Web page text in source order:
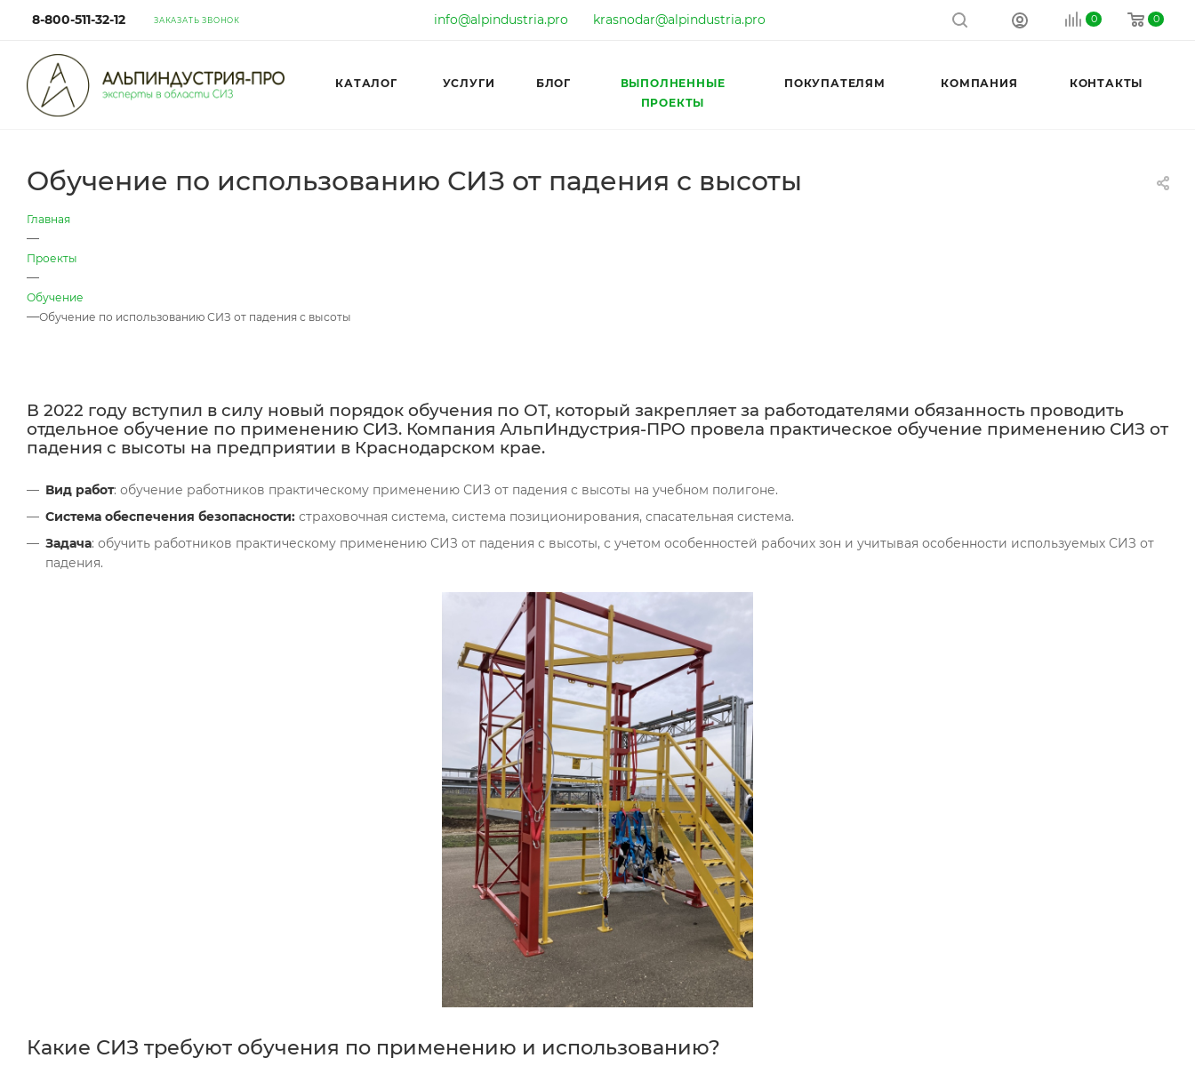
8-800-511-32-12 ЗАКАЗАТЬ ЗВОНОК info@alpindustria.pro krasnodar@alpindustria.pro 0 0
КАТАЛОГ УСЛУГИ БЛОГ
ВЫПОЛНЕННЫЕ
ПРОЕКТЫ
ПОКУПАТЕЛЯМ КОМПАНИЯ КОНТАКТЫ
Обучение по использованию СИЗ от падения с высоты
Главная
—
Проекты
—
Обучение
—Обучение по использованию СИЗ от падения с высоты
В 2022 году вступил в силу новый порядок обучения по ОТ, который закрепляет за работодателями обязанность проводить
отдельное обучение по применению СИЗ. Компания АльпИндустрия-ПРО провела практическое обучение применению СИЗ от
падения с высоты на предприятии в Краснодарском крае.
Вид работ: обучение работников практическому применению СИЗ от падения с высоты на учебном полигоне.
Система обеспечения безопасности: страховочная система, система позиционирования, спасательная система.
Задача: обучить работников практическому применению СИЗ от падения с высоты, с учетом особенностей рабочих зон и учитывая особенности используемых СИЗ от
падения.
Какие СИЗ требуют обучения по применению и использованию?